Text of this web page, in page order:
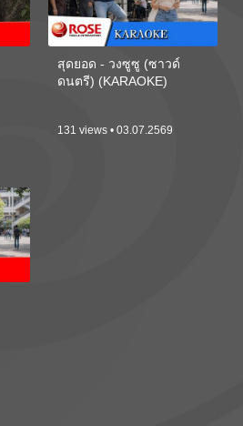
สุดยอด - วงซูซู (ซาวด์
ดนตรี) (KARAOKE)
131 views • 03.07.2569